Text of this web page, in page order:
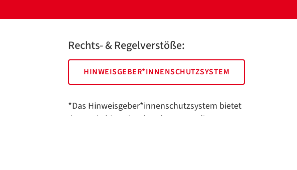
Rechts- & Regelverstöße:
HINWEISGEBER*INNENSCHUTZSYSTEM
*Das Hinweisgeber*innenschutzsystem bietet
Ihnen als hinweisgebende Person die